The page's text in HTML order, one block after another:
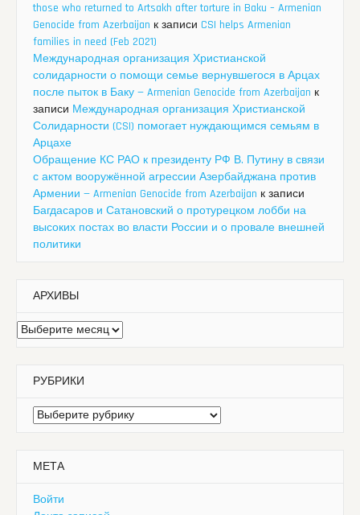
those who returned to Artsakh after torture in Baku – Armenian
Genocide from Azerbaijan к записи CSI helps Armenian
families in need (Feb 2021)
Международная организация Христианской
солидарности о помощи семье вернувшегося в Арцах
после пыток в Баку — Armenian Genocide from Azerbaijan к
записи Международная организация Христианской
Солидарности (CSI) помогает нуждающимся семьям в
Арцахе
Обращение КС РАО к президенту РФ В. Путину в связи
с актом вооружённой агрессии Азербайджана против
Армении — Armenian Genocide from Azerbaijan к записи
Багдасаров и Сатановский о протурецком лобби на
высоких постах во власти России и о провале внешней
политики
АРХИВЫ
Архивы
РУБРИКИ
Рубрики
МЕТА
Войти